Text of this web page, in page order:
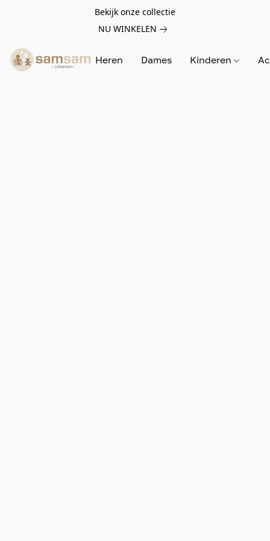
Bekijk onze collectie
NU WINKELEN
Heren Dames Kinderen